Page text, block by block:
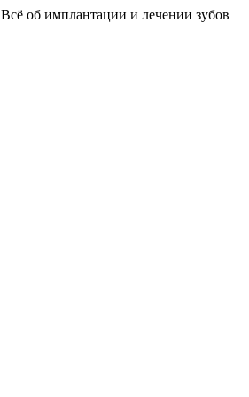
Всё об имплантации и лечении зубов